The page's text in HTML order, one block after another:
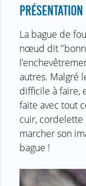
PRÉSENTATION
La bague de
nœud dit
autres. Malgré
difficile à faire,
faite avec tout
cuir, cordelette
marcher son
bague !